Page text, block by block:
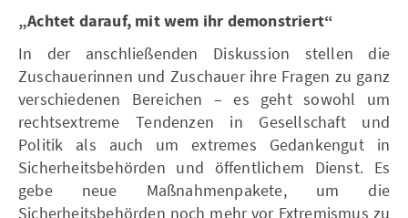
„Achtet darauf, mit wem ihr demonstriert“
In der anschließenden Diskussion stellen die
Zuschauerinnen und Zuschauer ihre Fragen zu ganz
verschiedenen Bereichen – es geht sowohl um
rechtsextreme Tendenzen in Gesellschaft und
Politik als auch um extremes Gedankengut in
Sicherheitsbehörden und öffentlichem Dienst. Es
gebe neue Maßnahmenpakete, um die
Sicherheitsbehörden noch mehr vor Extremismus zu